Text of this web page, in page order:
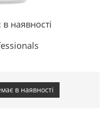
наявності
в наявності